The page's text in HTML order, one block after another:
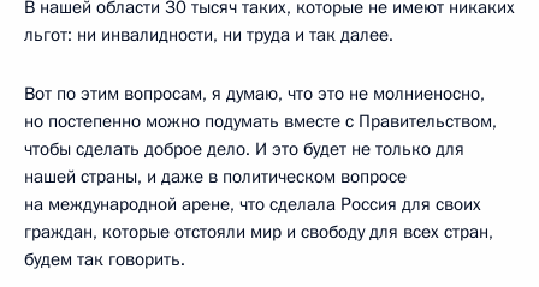
В нашей области 30 тысяч таких, которые не имеют никаких
льгот: ни инвалидности, ни труда и так далее.
Вот по этим вопросам, я думаю, что это не молниеносно,
но постепенно можно подумать вместе с Правительством,
чтобы сделать доброе дело. И это будет не только для
нашей страны, и даже в политическом вопросе
на международной арене, что сделала Россия для своих
граждан, которые отстояли мир и свободу для всех стран,
будем так говорить.